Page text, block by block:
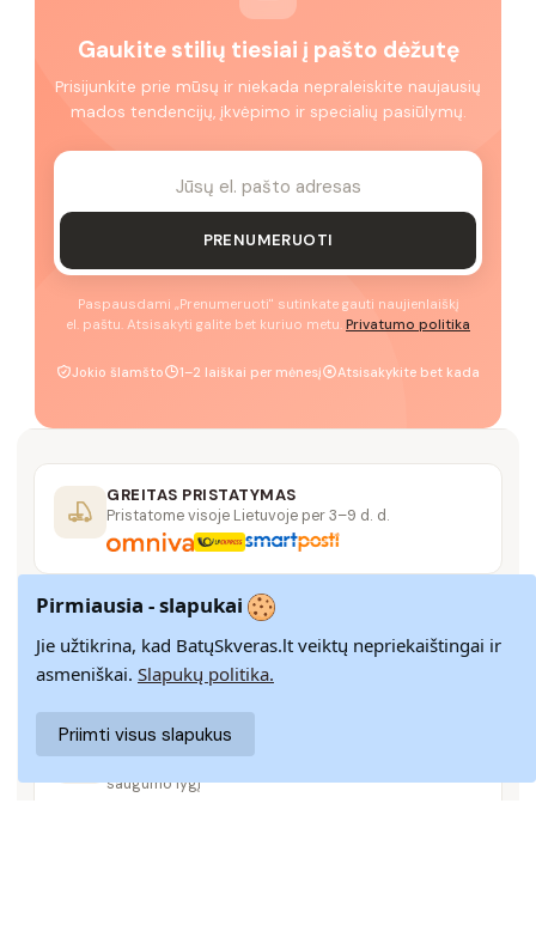
Gaukite stilių tiesiai į pašto dėžutę
Prisijunkite prie mūsų ir niekada nepraleiskite naujausių
mados tendencijų, įkvėpimo ir specialių pasiūlymų.
PRENUMERUOTI
Paspausdami „Prenumeruoti" sutinkate gauti naujienlaiškį
el. paštu. Atsisakyti galite bet kuriuo metu. Privatumo politika
Jokio šlamšto 1–2 laiškai per mėnesį Atsisakykite bet kada
GREITAS PRISTATYMAS
Pristatome visoje Lietuvoje per 3–9 d. d.
14 DIENŲ GRĄŽINIMAS
Paprastas grąžinimas paštomatais su pinigų
grąžinimo garantija
SAUGUS MOKĖJIMAS
SSL šifravimas užtikrina aukščiausią jūsų duomenų
saugumo lygį
Pirmiausia - slapukai
Jie užtikrina, kad BatųSkveras.lt veiktų nepriekaištingai ir
asmeniškai. Slapukų politika.
Priimti visus slapukus